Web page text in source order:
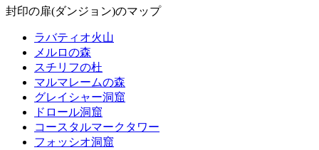
封印の扉(ダンジョン)のマップ
ラバティオ火山
メルロの森
スチリフの杜
マルマレームの森
グレイシャー洞窟
ドロール洞窟
コースタルマークタワー
フォッシオ洞窟